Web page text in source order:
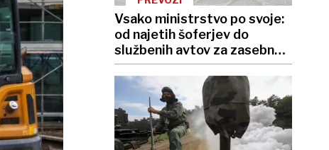
Vsako ministrstvo po svoje:
od najetih šoferjev do
službenih avtov za zasebno
rabo